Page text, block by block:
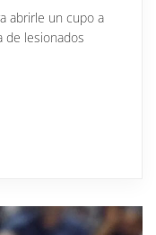
abrirle un cupo a
de lesionados